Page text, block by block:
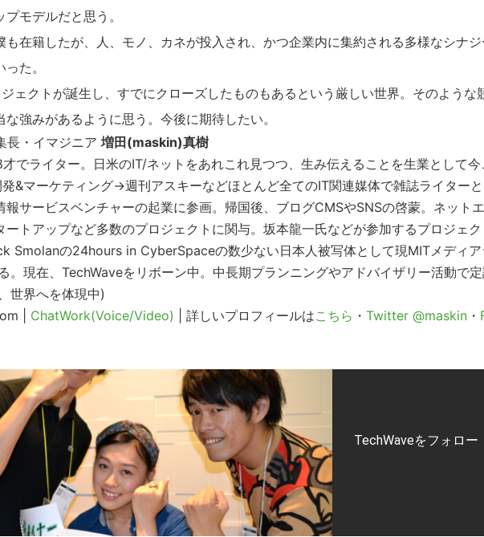
モデルだと思う。
在籍したが、人、モノ、カネが投入され、かつ企業内に集約される多様なシナ
た。
ェクトが誕生し、すでにクローズしたものもあるという厳しい世界。そのような
強みがあるように思う。今後に期待したい。
長・イマジニア 増田(maskin)真樹
でライター。日米のIT/ネットをあれこれ見つつ、生み伝えることを生業として今
&マーケティング→週刊アスキーなどほとんど全てのIT関連媒体で雑誌ライター
サービスベンチャーの起業に参画。帰国後、ブログCMSやSNSの啓蒙。ネット
ートアップなど多数のプロジェクトに関与。坂本龍一氏などが参加するプロジェ
Smolanの24hours in CyberSpaceの数少ない日本人被写体として現MITメディ
。現在、TechWaveをリボーン中。中長期プランニングやアドバイザリー活動で
世界へを体現中)
| ChatWork(Voice/Video) | 詳しいプロフィールはこちら ・ Twitter @maskin ・
TechWaveをフォロー